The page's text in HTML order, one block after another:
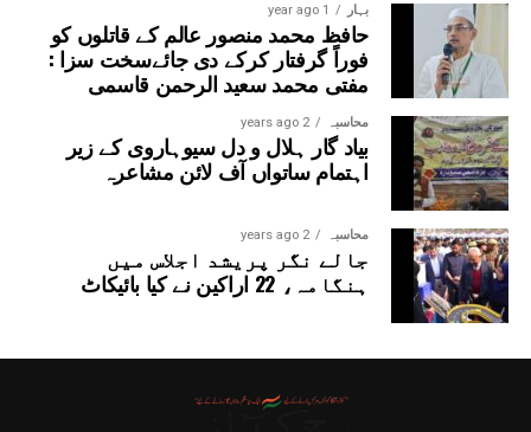
بہار 1 year ago
حافظ محمد منصور عالم کے قاتلوں کو
فوراً گرفتار کرکے دی جائےسخت سزا :
مفتی محمد سعید الرحمن قاسمی
محاسبہ 2 years ago
بیاد گار ہلال و دل سیوہاروی کے زیر
اہتمام ساتواں آف لائن مشاعرہ
محاسبہ 2 years ago
جالے نگر پریشد اجلاس میں
ہنگامہ، 22 اراکین نے کیا بائیکاٹ